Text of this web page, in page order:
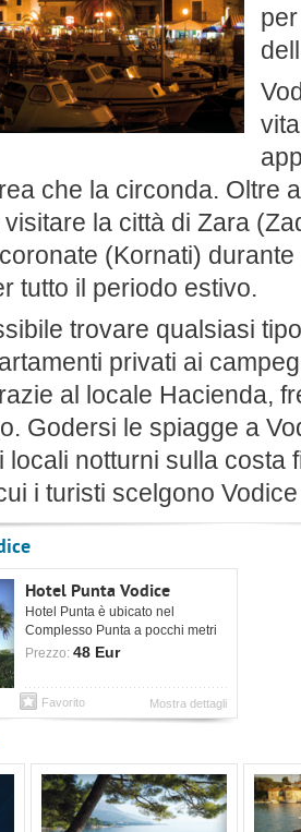
che la circonda. Oltre
la città di Zara
(Kornati)
tutto il periodo estivo.
trovare qualsiasi
privati ai
al locale Hacienda,
Godersi le spiagge a
locali notturni sulla costa
i turisti scelgono
Hotel Punta Vodice
Hotel Punta è ubicato nel
Complesso Punta a pocchi metri
dal centro di Vodice.
Prezzo: 48 Eur
Mostra dettagli
Favorito